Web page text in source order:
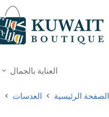
المحتوى
العناية بالجمال
الصفحة الرئيسية العدسات